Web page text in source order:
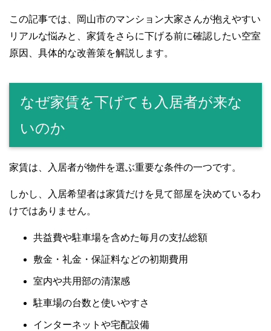
この記事では、岡山市のマンション大家さんが抱えやすい
リアルな悩みと、家賃をさらに下げる前に確認したい空室
原因、具体的な改善策を解説します。
なぜ家賃を下げても入居者が来な
いのか
家賃は、入居者が物件を選ぶ重要な条件の一つです。
しかし、入居希望者は家賃だけを見て部屋を決めているわ
けではありません。
共益費や駐車場を含めた毎月の支払総額
敷金・礼金・保証料などの初期費用
室内や共用部の清潔感
駐車場の台数と使いやすさ
インターネットや宅配設備